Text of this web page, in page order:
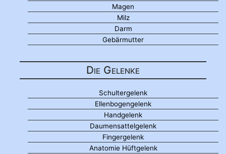
Magen
Milz
Darm
Gebärmutter
Die Gelenke
Schultergelenk
Ellenbogengelenk
Handgelenk
Daumensattelgelenk
Fingergelenk
Anatomie Hüftgelenk